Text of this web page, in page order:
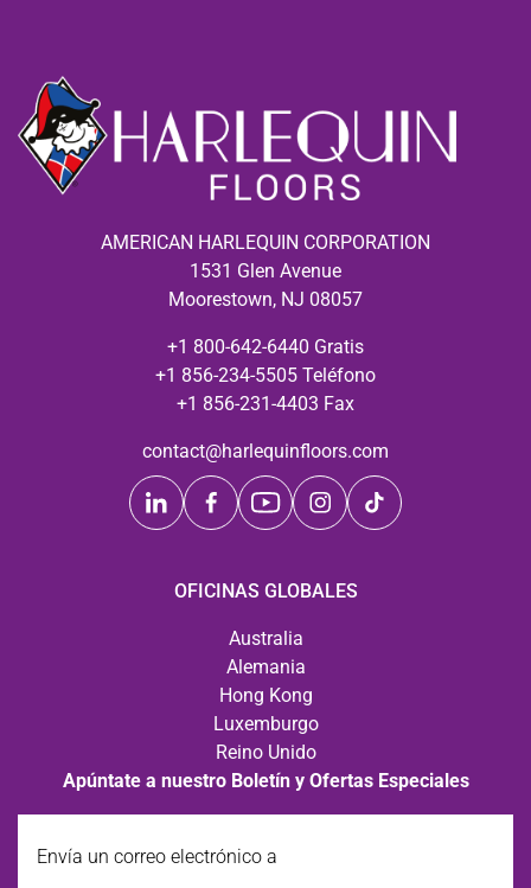
AMERICAN HARLEQUIN CORPORATION
1531 Glen Avenue
Moorestown, NJ 08057
+1 800-642-6440 Gratis
+1 856-234-5505 Teléfono
+1 856-231-4403 Fax
contact@harlequinfloors.com
OFICINAS GLOBALES
Australia
Alemania
Hong Kong
Luxemburgo
Reino Unido
Apúntate a nuestro Boletín y Ofertas Especiales
un